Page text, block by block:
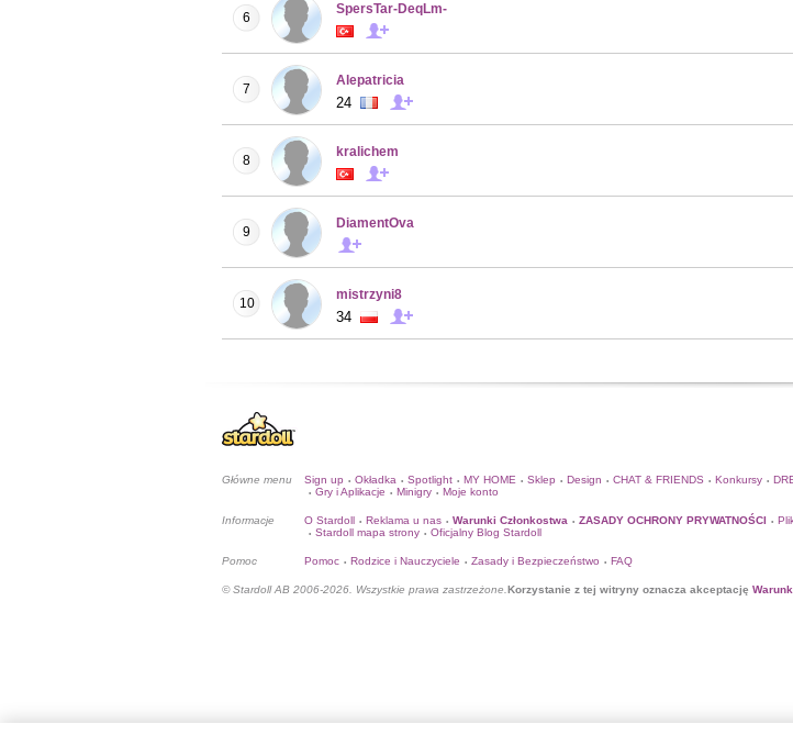
6
SpersTar-DeqLm-
7
Alepatricia
24
8
kralichem
9
DiamentOva
10
mistrzyni8
34
Główne menu Sign up • Okładka • Spotlight • MY HOME • Sklep • Design • CHAT & FRIENDS • Konkursy •
• Gry i Aplikacje • Minigry • Moje konto
Informacje O Stardoll • Reklama u nas • Warunki Członkostwa • ZASADY OCHRONY PRYWATNOŚCI •
• Stardoll mapa strony • Oficjalny Blog Stardoll
Pomoc Pomoc • Rodzice i Nauczyciele • Zasady i Bezpieczeństwo • FAQ
© Stardoll AB 2006-2026. Wszystkie prawa zastrzeżone. Korzystanie z tej witryny oznacza akceptację